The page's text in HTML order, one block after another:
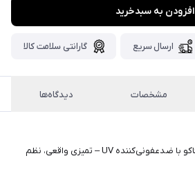
افزودن به سبدخرید
ارسال سریع گارانتی سلامت کالا
مشخصات دیدگاه‌ها
Asنگهدارنده مسواک اکاکو با ضدعفونی‌کننده UV – تمیزی واقعی، نظم